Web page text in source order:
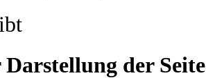
der Seite